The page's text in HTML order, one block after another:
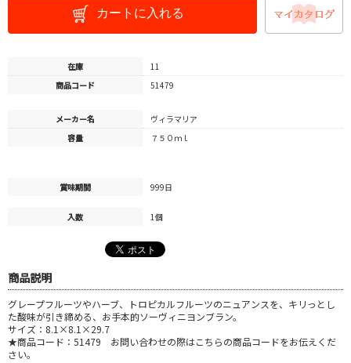
カートに入れる
在庫
11
商品コード
51479
メーカー名
ヴィラマリア
容量
７５０ｍｌ
賞味期間 999日
入数 1個
商品説明
グレープフルーツやハーブ、トロピカルフルーツのニュアンスを、キリっとし
た酸味が引き締める、お手本的ソーヴィニヨンブラン。
サイズ：8.1×8.1×29.7
★商品コード：51479 お問い合わせの際はこちらの商品コードをお伝えくだ
さい。